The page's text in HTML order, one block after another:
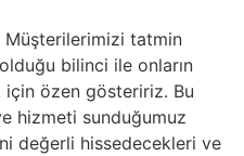
Müşterilerimizi tatmin
bilinci ile onların
özen gösteririz. Bu
hizmeti sunduğumuz
değerli hissedecekleri ve